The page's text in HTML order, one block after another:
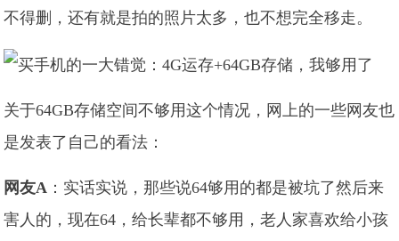
不得删，还有就是拍的照片太多，也不想完全移走。
关于64GB存储空间不够用这个情况，网上的一些网友也
是发表了自己的看法：
网友A ：实话实说，那些说64够用的都是被坑了然后来
害人的，现在64，给长辈都不够用，老人家喜欢给小孩